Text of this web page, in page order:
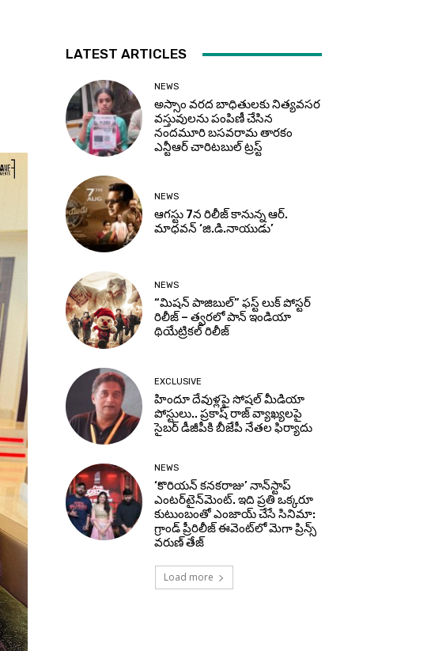
LATEST ARTICLES
NEWS
అస్సాం వరద బాధితులకు నిత్యవసర
వస్తువులను పంపిణీ చేసిన
నందమూరి బసవరామ తారకం
ఎన్టీఆర్ చారిటబుల్ ట్రస్ట్
NEWS
ఆగస్టు 7న రిలీజ్ కానున్న ఆర్‌.
మాధవన్‌ ‘జి.డి.నాయుడు’
NEWS
“మిషన్ పాజిబుల్” ఫస్ట్ లుక్ పోస్టర్
రిలీజ్ – త్వరలో పాన్ ఇండియా
థియేట్రికల్ రిలీజ్
EXCLUSIVE
హిందూ దేవుళ్లపై సోషల్ మీడియా
పోస్టులు.. ప్రకాష్ రాజ్ వ్యాఖ్యలపై
సైబర్ డీజీపీకి బీజేపీ నేతల ఫిర్యాదు
NEWS
‘కొరియన్ కనకరాజు’ నాన్‌స్టాప్
ఎంటర్‌టైన్‌మెంట్. ఇది ప్రతి ఒక్కరూ
కుటుంబంతో ఎంజాయ్ చేసే సినిమా:
గ్రాండ్ ప్రీరిలీజ్ ఈవెంట్‌లో మెగా ప్రిన్స్
వరుణ్ తేజ్
Load more